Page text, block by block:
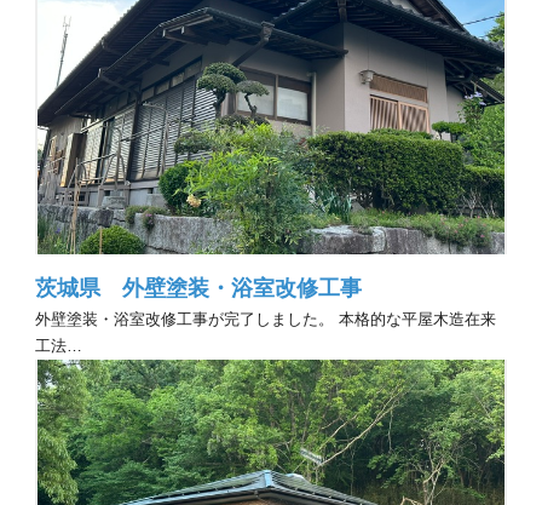
茨城県 外壁塗装・浴室改修工事
外壁塗装・浴室改修工事が完了しました。 本格的な平屋木造在来
工法…